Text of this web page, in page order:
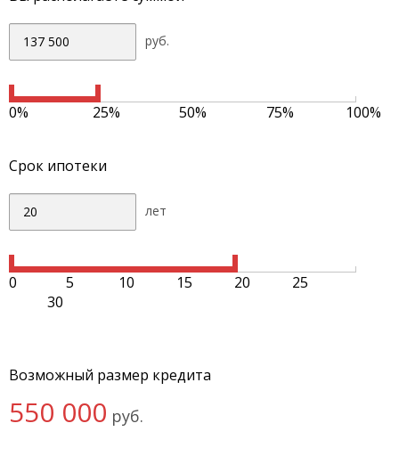
руб.
0% 25% 50% 75% 100%
Срок ипотеки
лет
0 5 10 15 20
25
30
Возможный размер кредита
550 000 руб.